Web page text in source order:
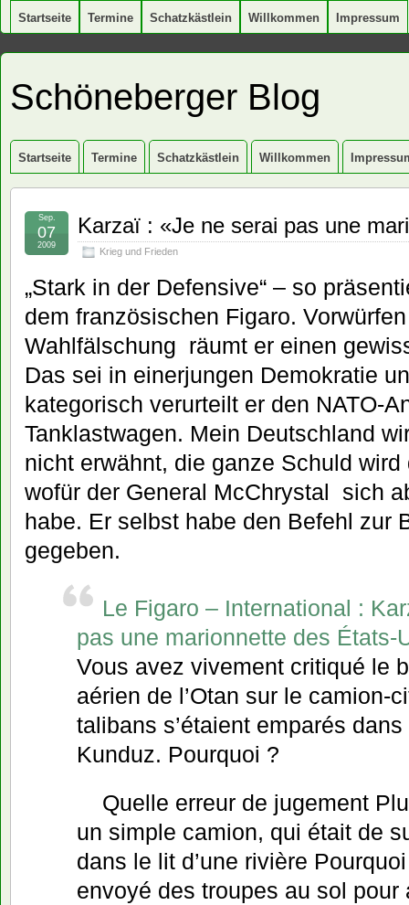
Startseite Termine Schatzkästlein Willkommen Impressum
Schöneberger Blog
Startseite Termine Schatzkästlein Willkommen
Karzaï : «Je ne serai pas une
Krieg und Frieden
Sep.
07
2009
„Stark in der Defensive“ – so
dem französischen Figaro.
Wahlfälschung räumt er einen
Das sei in einerjungen Demokratie
kategorisch verurteilt er den NATO-
Tanklastwagen. Mein Deutschland
nicht erwähnt, die ganze Schuld wird
wofür der General McChrystal sich
habe. Er selbst habe den Befehl zur
gegeben.
Le Figaro – International :
pas une marionnette des États-
Vous avez vivement critiqué le
aérien de l’Otan sur le camion-
talibans s’étaient emparés
Kunduz. Pourquoi ?
Quelle erreur de jugement
un simple camion, qui était de
dans le lit d’une rivière
envoyé des troupes au sol pour